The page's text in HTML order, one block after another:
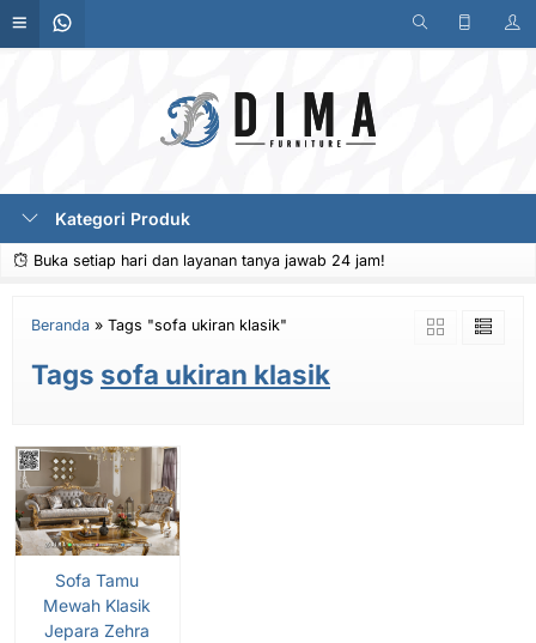
Kategori Produk
Buka setiap hari dan layanan tanya jawab 24 jam!
Beranda » Tags "sofa ukiran klasik"
Tags sofa ukiran klasik
Sofa Tamu
Mewah Klasik
Jepara Zehra